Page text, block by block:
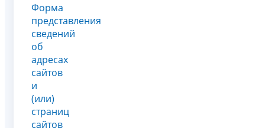
Форма
представления
сведений
об
адресах
сайтов
и
(или)
страниц
сайтов